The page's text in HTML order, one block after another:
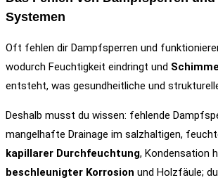
Systemen
Oft fehlen dir Dampfsperren und
wodurch Feuchtigkeit eindringt und
entsteht, was gesundheitliche und
Deshalb musst du wissen: fehlende
mangelhafte Drainage im salzhaltigen,
kapillarer Durchfeuchtung, Kondensation
beschleunigter Korrosion und Holzfäule;